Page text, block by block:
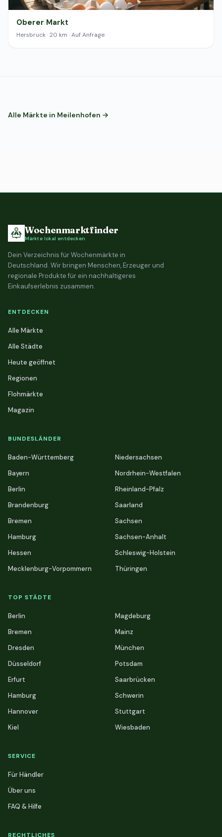
Oberer Markt
Hersbruck · 20 km · Auf Anfrage
Alle Märkte in Meilenhofen →
Wochenmarktfinder
Märkte lokal entdecken
Dein Verzeichnis für Wochenmärkte in
Deutschland. Wir bringen Menschen, Erzeuger und
regionale Produkte für ein nachhaltigeres
Einkaufserlebnis zusammen.
ENTDECKEN
Alle Märkte
Alle Städte
Heute geöffnet
Regionen
Flohmärkte
Magazin
BUNDESLÄNDER
Baden-Württemberg
Bayern
Berlin
Brandenburg
Bremen
Hamburg
Hessen
Mecklenburg-Vorpommern
Niedersachsen
Nordrhein-Westfalen
Rheinland-Pfalz
Saarland
Sachsen
Sachsen-Anhalt
Schleswig-Holstein
Thüringen
TOP STÄDTE
Berlin
Bremen
Dresden
Düsseldorf
Erfurt
Hamburg
Hannover
Kiel
Magdeburg
Mainz
München
Potsdam
Saarbrücken
Schwerin
Stuttgart
Wiesbaden
SERVICE
Für Händler
Über uns
FAQ & Hilfe
RECHTLICHES